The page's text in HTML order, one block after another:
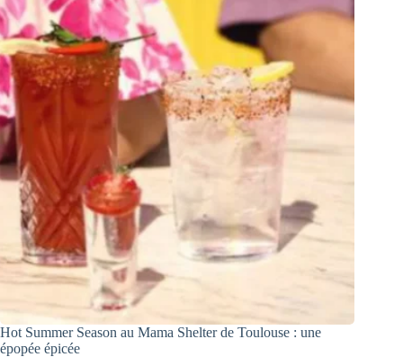
Hot Summer Season au Mama Shelter de Toulouse : une
épopée épicée